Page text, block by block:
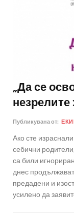
„Да се
Публикувана от:
Ако сте
себични
са били
днес
предадени и
усилено да